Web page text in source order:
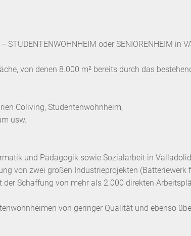
STUDENTENWOHNHEIM oder SENIORENHEIM in
von denen 8.000 m² bereits durch das
Coliving, Studentenwohnheim,
usw.
und Pädagogik sowie Sozialarbeit in
von zwei großen Industrieprojekten (Batteriewerk
der Schaffung von mehr als 2.000 direkten
von geringer Qualität und ebenso